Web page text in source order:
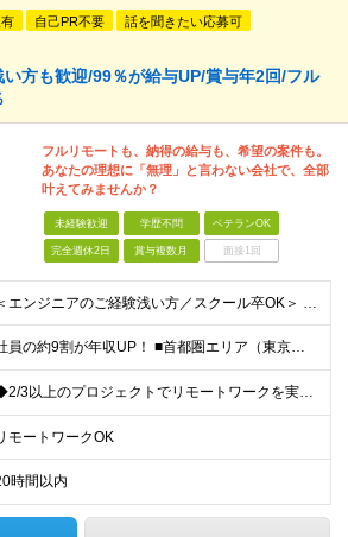
自己PR不要 話を聞きたい応募可
方も歓迎/99％が給与UP/賞与年2回/フル
フルリモートも、納得の給与も、希望の案件も。
あなたの理想に「無理」と言わない会社で、全部
叶えてみませんか？
未経験歓迎 学歴不問 ベテランOK
完全週休2日 賞与複数月 面接1回
＜エンジニアのご経験浅い方／スクール卒OK＞ ◆学歴不問 ◆未経験OK ＜こんな方は大歓迎！＞ ◎今の収入に不満がある方 ◎新しい言語・スキルに挑戦したい方 ◎腰を据えて活躍したい方 ◎頑張りを評価
社員の約9割が年収UP！ ■首都圏エリア（東京、神奈川、千葉、埼玉勤務） 月給25万円～26万円（固定残業代含む） ※固定残業代は、時間外労働の有無に関わらず17時間分を30,000円～31,200
◆2/3以上のプロジェクトでリモートワークを実施中！ ≪自社拠点≫ ・東京本社／東京都千代田区丸の内二丁目6番1号 丸の内パークビルディング6階 ・関西支社／⼤阪府⼤阪市中央区安⼟町2-3-13 ⼤
モートワークOK
時間以内